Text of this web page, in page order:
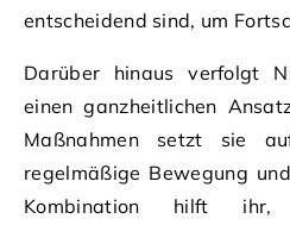
entscheidend sind, um
Darüber hinaus verfolgt
einen ganzheitlichen
Maßnahmen setzt sie
regelmäßige Bewegung
Kombination hilft